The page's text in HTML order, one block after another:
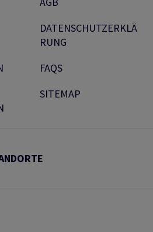
DATENSCHUTZERKLÄ
RUNG
FAQS
SITEMAP